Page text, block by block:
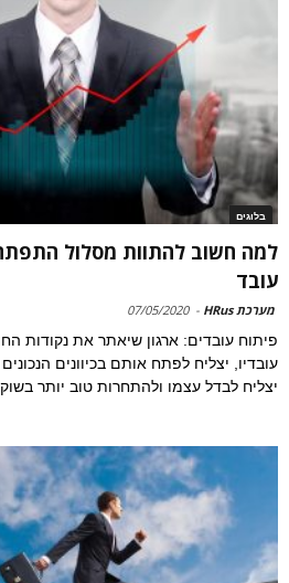
בלוגים
למה חשוב להתוות מסלול
עובד
מערכת HRus -
07/05/2020
פיתוח עובדים: ארגון שיאתר את נקודות
עובדיו, יצליח לפתח אותם בכיוונים
יצליח לבדל עצמו ולהתחרות טוב יותר